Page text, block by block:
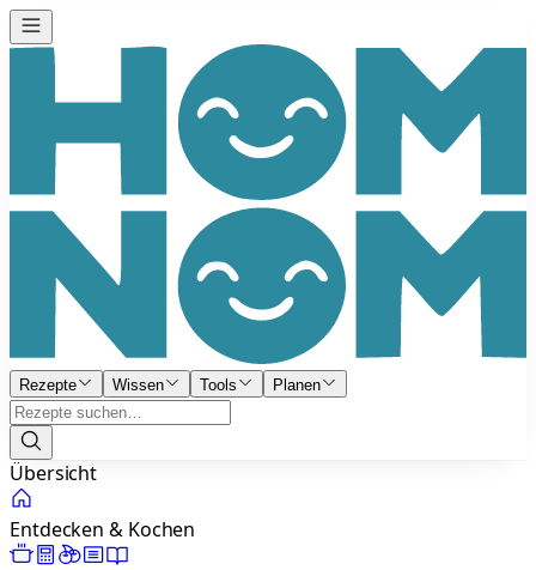
Rezepte Wissen Tools Planen
Übersicht
Entdecken & Kochen